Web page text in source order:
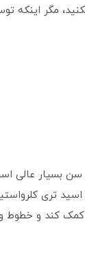
نکنید، مگر
سن بسیار
تری
کمک کند و